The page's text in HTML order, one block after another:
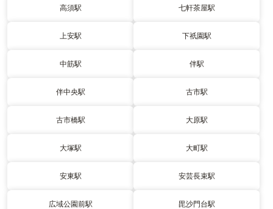
高須駅 七軒茶屋駅
上安駅 下祇園駅
中筋駅 伴駅
伴中央駅 古市駅
古市橋駅 大原駅
大塚駅 大町駅
安東駅 安芸長束駅
広域公園前駅 毘沙門台駅